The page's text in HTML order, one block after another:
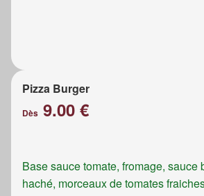
Pizza Burger
Dès 9.00 €
Base sauce tomate, fromage, sauce
haché, morceaux de tomates